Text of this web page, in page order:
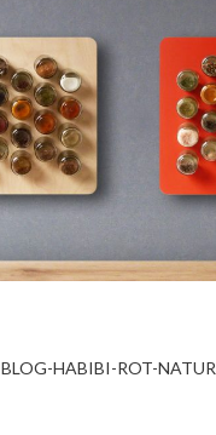
BLOG-HABIBI-ROT-NATUR